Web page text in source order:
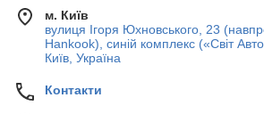
м. Київ
вулиця Ігоря Юхновського, 23
Hankook), синій комплекс («Світ
Київ, Україна
Контакти